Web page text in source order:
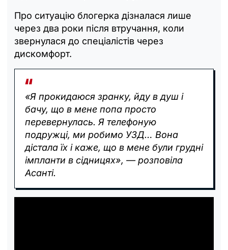
Про ситуацію блогерка дізналася лише
через два роки після втручання, коли
звернулася до спеціалістів через
дискомфорт.
«Я прокидаюся зранку, йду в душ і
бачу, що в мене попа просто
перевернулась. Я телефоную
подружці, ми робимо УЗД… Вона
дістала їх і каже, що в мене були грудні
імпланти в сідницях», — розповіла
Асанті.